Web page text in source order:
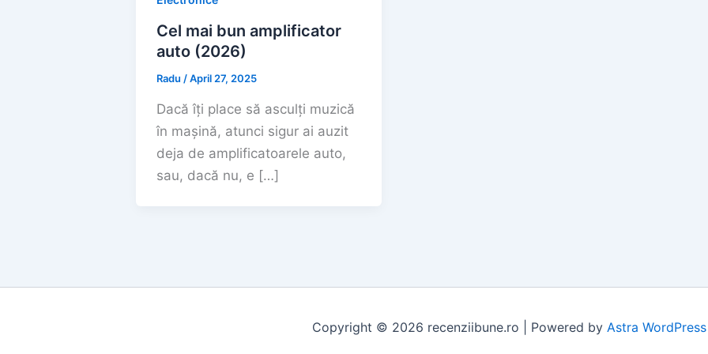
Cel mai bun amplificator
auto (2026)
Radu /April 27, 2025
Dacă îți place să asculți muzică
în mașină, atunci sigur ai auzit
deja de amplificatoarele auto,
sau, dacă nu, e […]
Copyright © 2026 recenziibune.ro | Powered by Astra